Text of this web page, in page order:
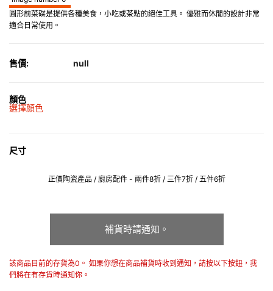
圓形前菜碟是提供各種美食，小吃或茶點的絕佳工具。 優雅而休閒的設計非常
適合日常使用。
售價: null
顏色
選擇顏色
尺寸
正價陶瓷產品 / 廚房配件 - 兩件8折 / 三件7折 / 五件6折
補貨時請通知。
該商品目前的存貨為0。 如果你想在商品補貨時收到通知，請按以下按鈕，我
們將在有存貨時通知你。